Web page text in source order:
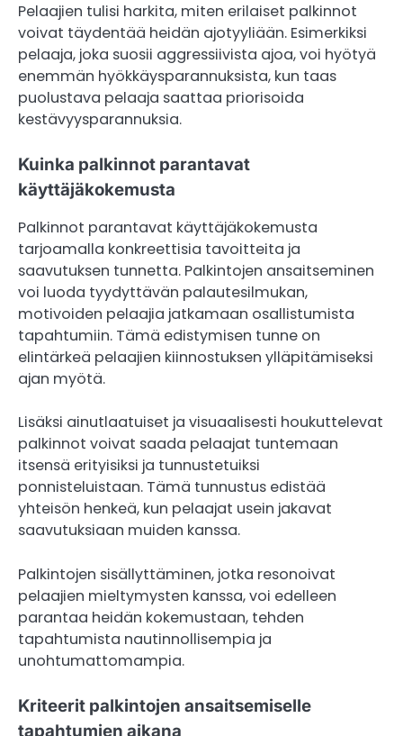
Pelaajien tulisi harkita, miten erilaiset palkinnot
voivat täydentää heidän ajotyyliään. Esimerkiksi
pelaaja, joka suosii aggressiivista ajoa, voi hyötyä
enemmän hyökkäysparannuksista, kun taas
puolustava pelaaja saattaa priorisoida
kestävyysparannuksia.
Kuinka palkinnot parantavat
käyttäjäkokemusta
Palkinnot parantavat käyttäjäkokemusta
tarjoamalla konkreettisia tavoitteita ja
saavutuksen tunnetta. Palkintojen ansaitseminen
voi luoda tyydyttävän palautesilmukan,
motivoiden pelaajia jatkamaan osallistumista
tapahtumiin. Tämä edistymisen tunne on
elintärkeä pelaajien kiinnostuksen ylläpitämiseksi
ajan myötä.
Lisäksi ainutlaatuiset ja visuaalisesti houkuttelevat
palkinnot voivat saada pelaajat tuntemaan
itsensä erityisiksi ja tunnustetuiksi
ponnisteluistaan. Tämä tunnustus edistää
yhteisön henkeä, kun pelaajat usein jakavat
saavutuksiaan muiden kanssa.
Palkintojen sisällyttäminen, jotka resonoivat
pelaajien mieltymysten kanssa, voi edelleen
parantaa heidän kokemustaan, tehden
tapahtumista nautinnollisempia ja
unohtumattomampia.
Kriteerit palkintojen ansaitsemiselle
tapahtumien aikana